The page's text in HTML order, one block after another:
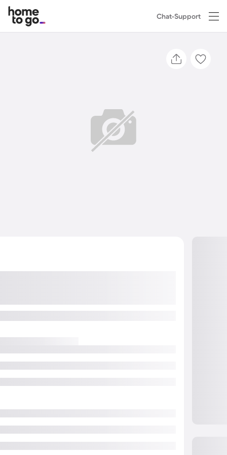
Chat-Support